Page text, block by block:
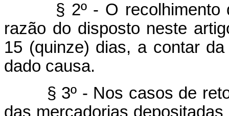
§ 2º - O
razão do disposto neste
15 (quinze) dias, a contar
dado causa.
§ 3º - Nos casos de
das mercadorias